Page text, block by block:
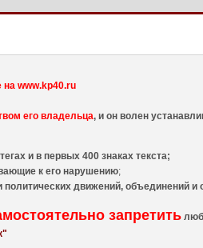
на www.kp40.ru
его владельца, и он волен
и в первых 400 знаках текста;
к его нарушению;
движений, объединений и
запретить